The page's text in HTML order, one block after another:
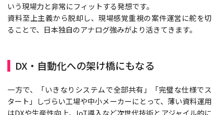
いう現場力と非常にフィットする発想です。
資料至上主義から脱却し、現場感覚重視の案件運営に舵を切
ることで、日本独自のアナログ強みがより活きてきます。
DX・自動化への架け橋にもなる
一方で、「いきなりシステムで全部共有」「完璧な仕様でス
タート」しづらい工場や中小メーカーにとって、薄い資料運用
はDXや生産性向上、IoT導入など次世代技術とアジャイル的に